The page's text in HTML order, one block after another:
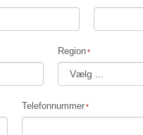
omgivelser
Integritet og ærlighed
Ægteskab
Følelsernes toneskala
Region
Telefonnummer